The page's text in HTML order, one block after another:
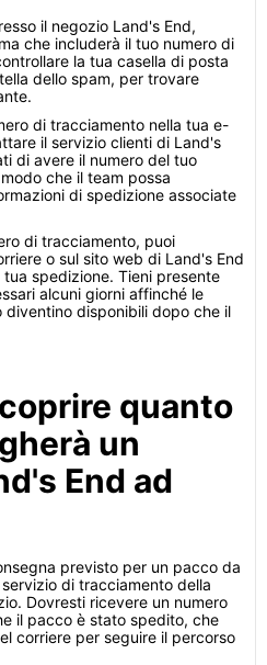
il negozio Land's End,
che includerà il tuo numero di
la tua casella di posta
dello spam, per trovare
di tracciamento nella tua e-
il servizio clienti di Land's
di avere il numero del tuo
che il team possa
di spedizione associate
di tracciamento, puoi
o sul sito web di Land's End
spedizione. Tieni presente
alcuni giorni affinché le
disponibili dopo che il
quanto
un
End ad
previsto per un pacco da
di tracciamento della
Dovresti ricevere un numero
il pacco è stato spedito, che
corriere per seguire il percorso